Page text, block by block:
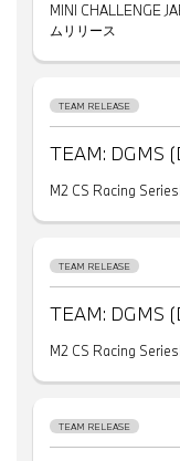
MINI CHALLENGE
ムリリース
TEAM RELEASE
TEAM: DGMS
M2 CS Racing
TEAM RELEASE
TEAM: DGMS
M2 CS Racing
TEAM RELEASE